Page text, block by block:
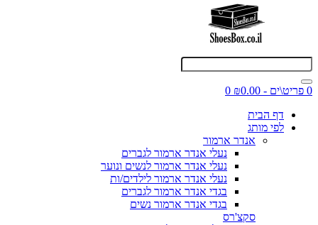
0 פריט\ים - ₪0.00
0
דף הבית
לפי מותג
אנדר ארמור
נעלי אנדר ארמור לגברים
נעלי אנדר ארמור לנשים ונוער
נעלי אנדר ארמור לילדים/ות
בגדי אנדר ארמור לגברים
בגדי אנדר ארמור נשים
סקצ'רס